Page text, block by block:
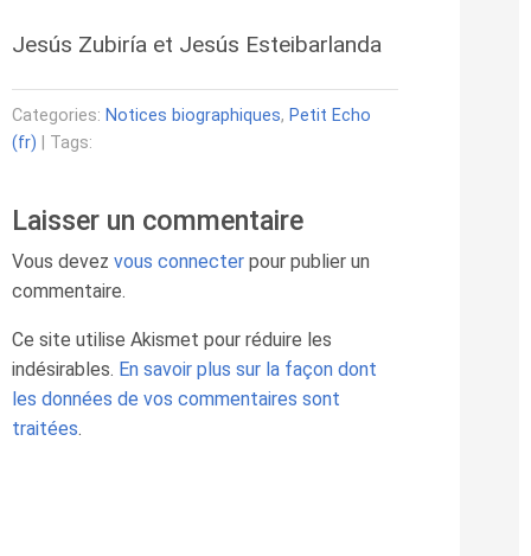
Jesús Zubiría et Jesús Esteibarlanda
Categories: Notices biographiques, Petit Echo
(fr) | Tags:
Laisser un commentaire
Vous devez vous connecter pour publier un
commentaire.
Ce site utilise Akismet pour réduire les
indésirables. En savoir plus sur la façon dont
les données de vos commentaires sont
traitées.